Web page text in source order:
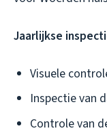
Jaarlijkse
Visuele
Inspectie van
Controle van